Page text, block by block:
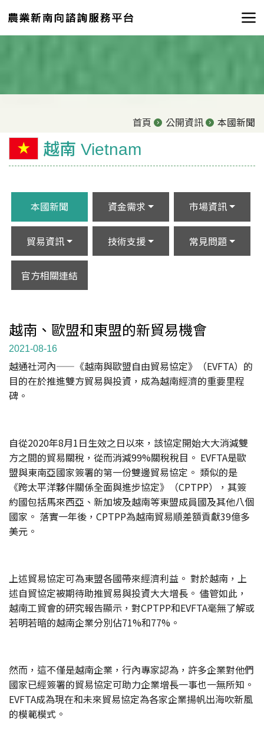
首頁 公開資訊 本國新聞
越南 Vietnam
本國新聞 資金需求 市場資訊
貿易資訊 技術支援 常見問題
官方相關連結
越南、歐盟和東盟的新貿易機會
2021-08-16
越通社河內——《越南與歐盟自由貿易協定》（EVFTA）的
目的在於推進雙方貿易與投資，成為越南經濟的重要里程
碑。
自從2020年8月1日生效之日以來，該協定開始大大消減雙
方之間的貿易關稅，從而消減99%關稅稅目。 EVFTA是歐
盟與東南亞國家簽署的第一份雙邊貿易協定。 類似的是
《跨太平洋夥伴關係全面與進步協定》（CPTPP），其簽
約國包括馬來西亞、新加坡及越南等東盟成員國及其他八個
國家。 落實一年後，CPTPP為越南貿易順差額貢獻39億多
美元。
上述貿易協定可為東盟各國帶來經濟利益。 對於越南，上
述自貿協定被期待助推貿易與投資大大增長。 儘管如此，
越南工貿會的研究報告顯示，對CPTPP和EVFTA毫無了解或
若明若暗的越南企業分別佔71%和77%。
然而，這不僅是越南企業，行內專家認為，許多企業對他們
國家已經簽署的貿易協定可助力企業增長一事也一無所知。
EVFTA成為現在和未來貿易協定為各家企業揚帆出海吹新風
的模範模式。